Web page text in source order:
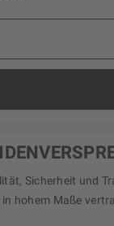
Sicherheit und
hohem Maße